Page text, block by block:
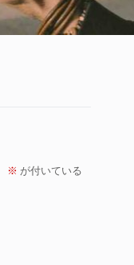
※ が付いている